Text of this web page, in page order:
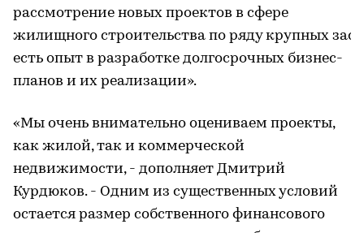
рассмотрение новых проектов в сфере
жилищного строительства по ряду крупных
есть опыт в разработке долгосрочных бизнес-
планов и их реализации».
«Мы очень внимательно оцениваем проекты,
как жилой, так и коммерческой
недвижимости, - дополняет Дмитрий
Курдюков. - Одним из существенных условий
остается размер собственного финансового